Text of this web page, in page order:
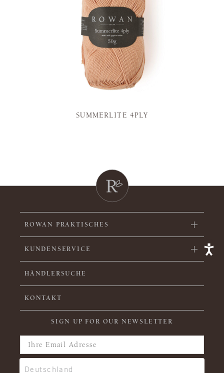
SUMMERLITE 4PLY
ROWAN PRAKTISCHES
KUNDENSERVICE
HÄNDLERSUCHE
KONTAKT
SIGN UP FOR OUR NEWSLETTER